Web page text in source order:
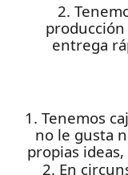
2.
entrega
1. Tenemos
no le gusta
propias
2. En